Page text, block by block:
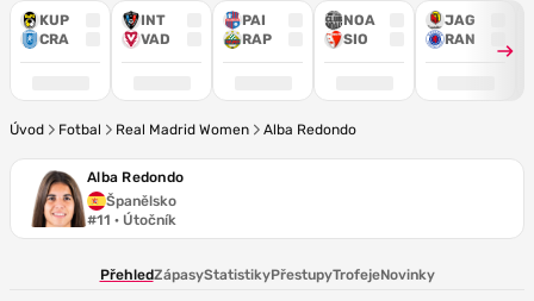
KUP
CRA
INT
VAD
PAI
RAP
NOA
SIO
JAG
RAN
Úvod Fotbal Real Madrid Women Alba Redondo
Alba Redondo
Španělsko
#11 · Útočník
PřehledZápasyStatistikyPřestupyTrofejeNovinky